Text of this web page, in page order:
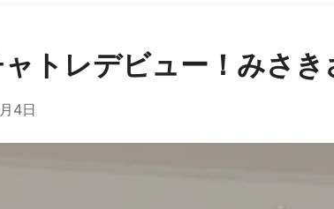
トレデビュー！みさ
4日